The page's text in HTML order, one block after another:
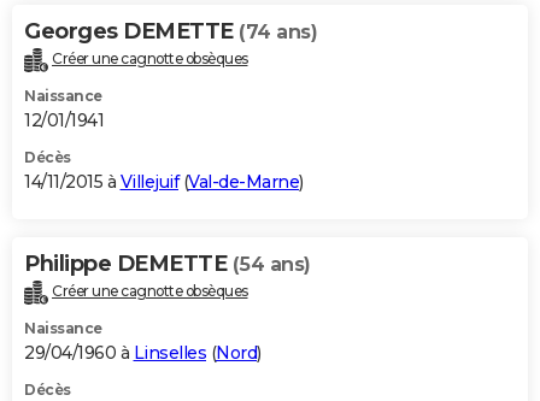
Georges DEMETTE (74 ans)
Créer une cagnotte obsèques
Naissance
12/01/1941
Décès
14/11/2015 à Villejuif(Val-de-Marne)
Philippe DEMETTE (54 ans)
Créer une cagnotte obsèques
Naissance
29/04/1960 à Linselles (Nord)
Décès